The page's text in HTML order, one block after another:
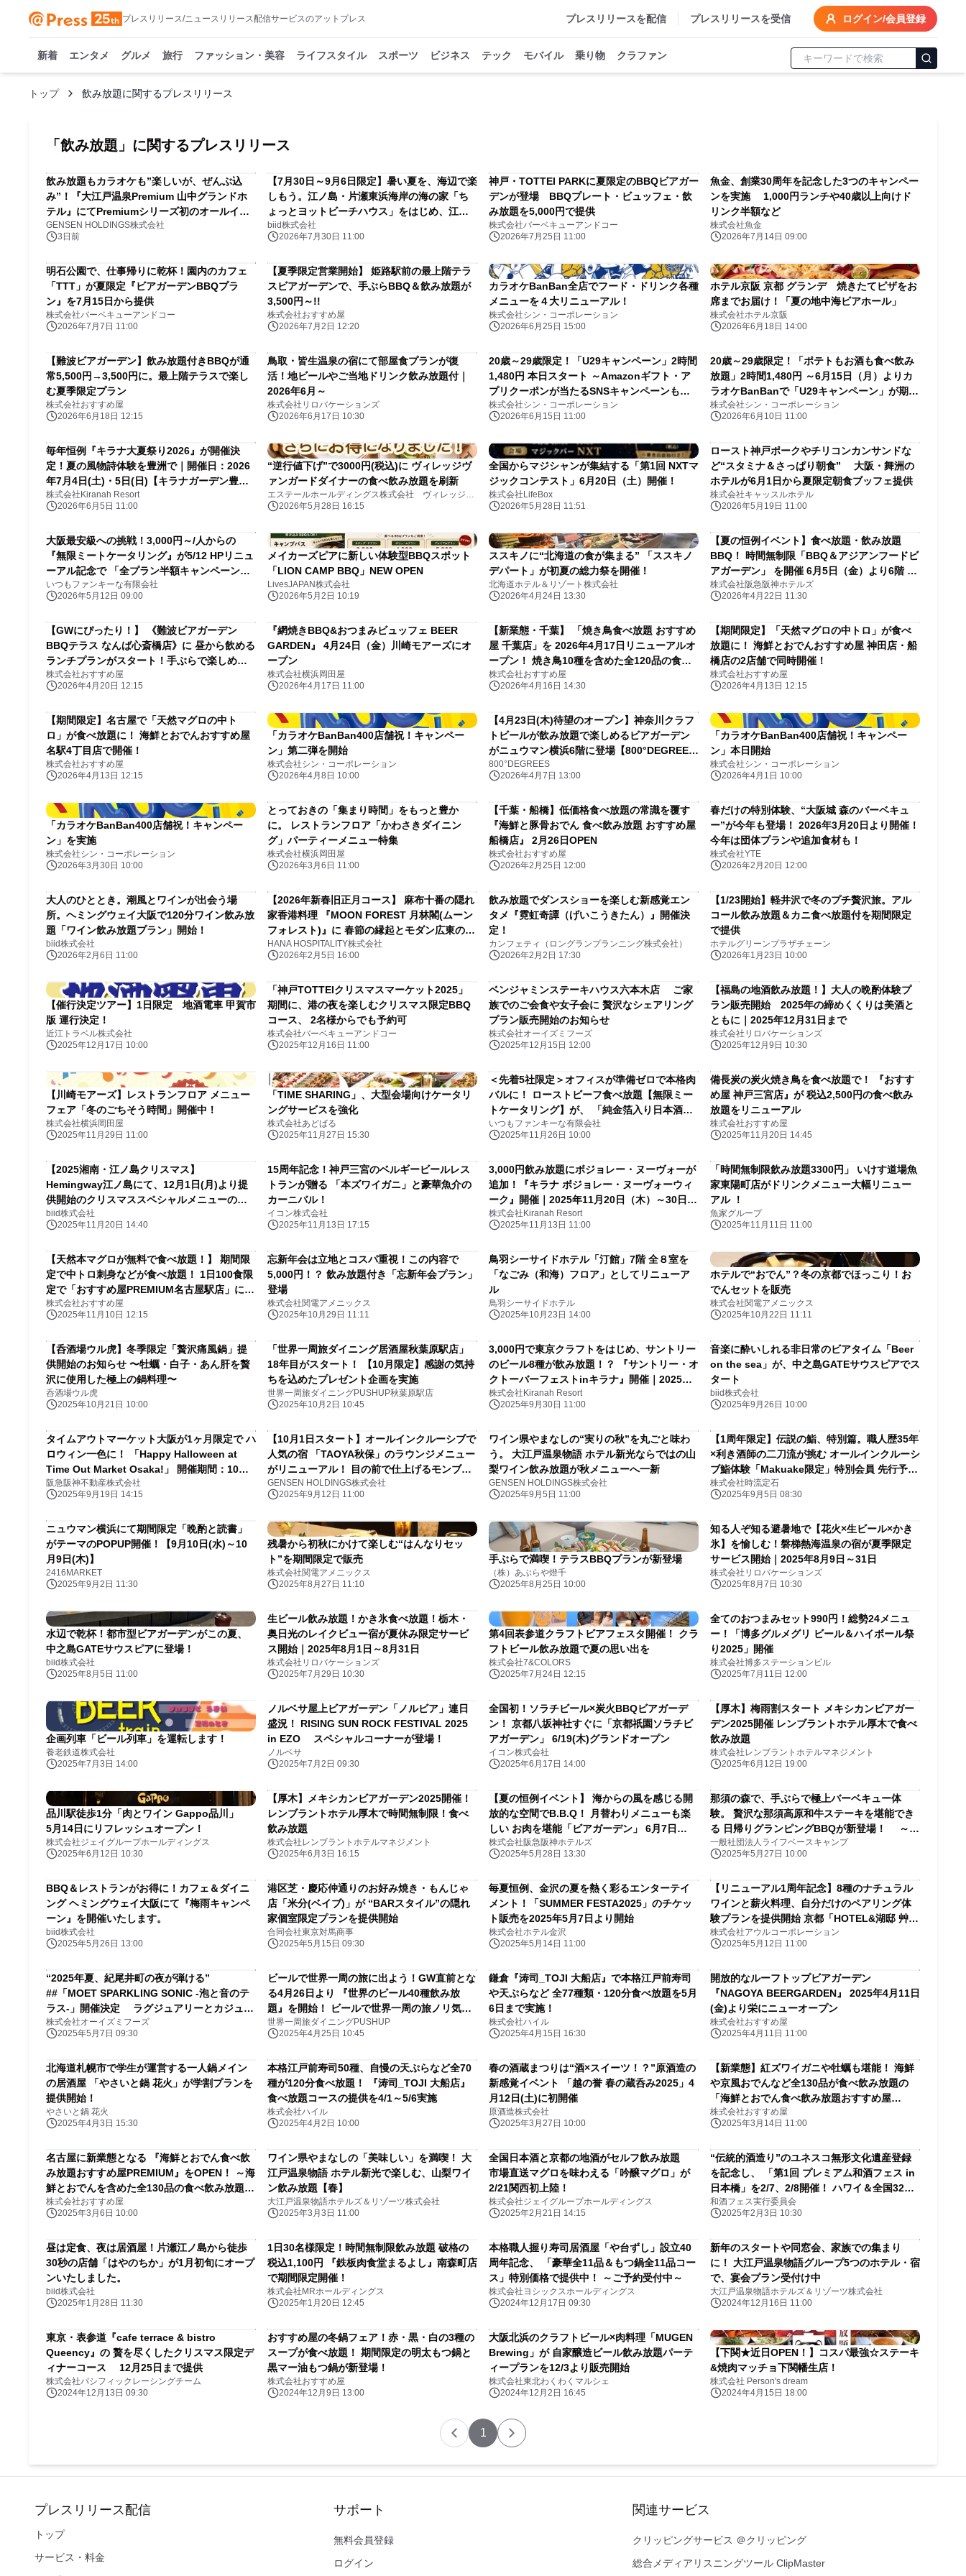
プレスリリース/ニュースリリース配信サービスのアットプレス プレスリリースを配信 プレスリリースを受信 ログイン/会員登録
新着 エンタメ グルメ 旅行 ファッション・美容 ライフスタイル スポーツ ビジネス テック モバイル 乗り物 クラファン
トップ 飲み放題に関するプレスリリース
「 飲み放題 」に関するプレスリリース
飲み放題もカラオケも”楽しいが、ぜんぶ込
み”！『大江戸温泉Premium 山中グランドホ
テル』にてPremiumシリーズ初のオールイン
クルーシブ導入
GENSEN HOLDINGS株式会社
3日前
【7月30日～9月6日限定】暑い夏を、海辺で楽
しもう。江ノ島・片瀬東浜海岸の海の家「ち
ょっとヨットビーチハウス」をはじめ、江の
島エリアで手ぶらBBQサマーキャンペーンを
開催
biid株式会社
2026年7月30日 11:00
神戸・TOTTEI PARKに夏限定のBBQビアガー
デンが登場 BBQプレート・ビュッフェ・飲
み放題を5,000円で提供
株式会社バーベキューアンドコー
2026年7月25日 11:00
魚金、創業30周年を記念した3つのキャンペー
ンを実施 1,000円ランチや40歳以上向けド
リンク半額など
株式会社魚金
2026年7月14日 09:00
明石公園で、仕事帰りに乾杯！園内のカフェ
「TTT」が夏限定『ビアガーデンBBQプラ
ン』を7月15日から提供
株式会社バーベキューアンドコー
2026年7月7日 11:00
【夏季限定営業開始】 姫路駅前の最上階テラ
スビアガーデンで、手ぶらBBQ＆飲み放題が
3,500円～!!
株式会社おすすめ屋
2026年7月2日 12:20
カラオケBanBan全店でフード・ドリンク各種
メニューを４大リニューアル！
株式会社シン・コーポレーション
2026年6月25日 15:00
ホテル京阪 京都 グランデ 焼きたてピザをお
席までお届け！「夏の地中海ビアホール」
株式会社ホテル京阪
2026年6月18日 14:00
【難波ビアガーデン】飲み放題付きBBQが通
常5,500円→3,500円に。最上階テラスで楽し
む夏季限定プラン
株式会社おすすめ屋
2026年6月18日 12:15
鳥取・皆生温泉の宿にて部屋食プランが復
活！地ビールやご当地ドリンク飲み放題付｜
2026年6月～
株式会社リロバケーションズ
2026年6月17日 10:30
20歳～29歳限定！「U29キャンペーン」2時間
1,480円 本日スタート ～Amazonギフト・ア
プリクーポンが当たるSNSキャンペーンも同
時開催～
株式会社シン・コーポレーション
2026年6月15日 11:00
20歳～29歳限定！「ポテトもお酒も食べ飲み
放題」2時間1,480円 ～6月15日（月）よりカ
ラオケBanBanで「U29キャンペーン」が期間
限定でスタート～
株式会社シン・コーポレーション
2026年6月10日 11:00
毎年恒例『キラナ大夏祭り2026』が開催決
定！夏の風物詩体験を豊洲で｜開催日：2026
年7月4日(土)・5日(日)【キラナガーデン豊
洲】
株式会社Kiranah Resort
2026年6月5日 11:00
“逆行値下げ”で3000円(税込)に ヴィレッジヴ
ァンガードダイナーの食べ飲み放題を刷新
エステールホールディングス株式会社 ヴィレッジヴァンガードダイナー
2026年5月28日 16:15
全国からマジシャンが集結する「第1回 NXTマ
ジックコンテスト」6月20日（土）開催！
株式会社LifeBox
2026年5月28日 11:51
ロースト神戸ポークやチリコンカンサンドな
ど“スタミナ＆さっぱり朝食” 大阪・舞洲の
ホテルが6月1日から夏限定朝食ブッフェ提供
株式会社キャッスルホテル
2026年5月19日 11:00
大阪最安級への挑戦！3,000円～/人からの
『無限ミートケータリング』が5/12 HPリニュ
ーアル記念で 「全プラン半額キャンペーン」
を開催
いつもファンキーな有限会社
2026年5月12日 09:00
メイカーズピアに新しい体験型BBQスポット
「LION CAMP BBQ」NEW OPEN
LivesJAPAN株式会社
2026年5月2日 10:19
ススキノに“北海道の食が集まる” 「ススキノ
デパート」が初夏の総力祭を開催！
北海道ホテル＆リゾート株式会社
2026年4月24日 13:30
【夏の恒例イベント】食べ放題・飲み放題
BBQ！ 時間無制限「BBQ＆アジアンフードビ
アガーデン」 を開催 6月5日（金）より6階 屋
外テラスにてオープン
株式会社阪急阪神ホテルズ
2026年4月22日 11:30
【GWにぴったり！】 《難波ビアガーデン
BBQテラス なんば心斎橋店》に 昼から飲める
ランチプランがスタート！手ぶらで楽しめ
る、 後片付け不要の「持ち込みBBQプラン」
も登場！
株式会社おすすめ屋
2026年4月20日 12:15
『網焼きBBQ&おつまみビュッフェ BEER
GARDEN』 4月24日（金）川崎モアーズにオ
ープン
株式会社横浜岡田屋
2026年4月17日 11:00
【新業態・千葉】 「焼き鳥食べ放題 おすすめ
屋 千葉店」を 2026年4月17日リニューアルオ
ープン！ 焼き鳥10種を含めた全120品の食べ
飲み放題！
株式会社おすすめ屋
2026年4月16日 14:30
【期間限定】「天然マグロの中トロ」が食べ
放題に！ 海鮮とおでんおすすめ屋 神田店・船
橋店の2店舗で同時開催！
株式会社おすすめ屋
2026年4月13日 12:15
【期間限定】名古屋で「天然マグロの中ト
ロ」が食べ放題に！ 海鮮とおでんおすすめ屋
名駅4丁目店で開催！
株式会社おすすめ屋
2026年4月13日 12:15
「カラオケBanBan400店舗祝！キャンペー
ン」第二弾を開始
株式会社シン・コーポレーション
2026年4月8日 10:00
【4月23日(木)待望のオープン】神奈川クラフ
トビールが飲み放題で楽しめるビアガーデン
がニュウマン横浜6階に登場【800°DEGREES
CRAFT BREW GARDEN】
800°DEGREES
2026年4月7日 13:00
「カラオケBanBan400店舗祝！キャンペー
ン」本日開始
株式会社シン・コーポレーション
2026年4月1日 10:00
「カラオケBanBan400店舗祝！キャンペー
ン」を実施
株式会社シン・コーポレーション
2026年3月30日 10:00
とっておきの「集まり時間」をもっと豊か
に。 レストランフロア「かわさきダイニン
グ」パーティーメニュー特集
株式会社横浜岡田屋
2026年3月6日 11:00
【千葉・船橋】低価格食べ放題の常識を覆す
『海鮮と豚骨おでん 食べ飲み放題 おすすめ屋
船橋店』 2月26日OPEN
株式会社おすすめ屋
2026年2月25日 12:00
春だけの特別体験、“大阪城 森のバーベキュ
ー”が今年も登場！ 2026年3月20日より開催！
今年は団体プランや追加食材も！
株式会社YTE
2026年2月20日 12:00
大人のひととき。潮風とワインが出会う場
所。ヘミングウェイ大阪で120分ワイン飲み放
題「ワイン飲み放題プラン」開始！
biid株式会社
2026年2月6日 11:00
【2026年新春旧正月コース】 麻布十番の隠れ
家香港料理 『MOON FOREST 月林閣(ムーン
フォレスト)』に 春節の縁起とモダン広東の粋
を堪能できる特別コースが登場
HANA HOSPITALITY株式会社
2026年2月5日 16:00
飲み放題でダンスショーを楽しむ新感覚エン
タメ『霓虹奇譚（げいこうきたん）』開催決
定！
カンフェティ（ロングランプランニング株式会社）
2026年2月2日 17:30
【1/23開始】軽井沢で冬のプチ贅沢旅。アル
コール飲み放題＆カニ食べ放題付を期間限定
で提供
ホテルグリーンプラザチェーン
2026年1月23日 10:00
【催行決定ツアー】1日限定 地酒電車 甲賀市
版 運行決定！
近江トラベル株式会社
2025年12月17日 10:00
「神戸TOTTEIクリスマスマーケット2025」
期間に、港の夜を楽しむクリスマス限定BBQ
コース、 2名様からでも予約可
株式会社バーベキューアンドコー
2025年12月16日 11:00
ベンジャミンステーキハウス六本木店 ご家
族でのご会食や女子会に 贅沢なシェアリング
プラン販売開始のお知らせ
株式会社オーイズミフーズ
2025年12月15日 12:00
【福島の地酒飲み放題！】大人の晩酌体験プ
ラン販売開始 2025年の締めくくりは美酒と
ともに｜2025年12月31日まで
株式会社リロバケーションズ
2025年12月9日 10:30
【川崎モアーズ】レストランフロア メニュー
フェア「冬のごちそう時間」開催中！
株式会社横浜岡田屋
2025年11月29日 11:00
「TIME SHARING」、大型会場向けケータリ
ングサービスを強化
株式会社あどばる
2025年11月27日 15:30
＜先着5社限定＞オフィスが準備ゼロで本格肉
バルに！ ローストビーフ食べ放題【無限ミー
トケータリング】が、 「純金箔入り日本酒ボ
トル」がついてくる 新年会プランの受付を開
始
いつもファンキーな有限会社
2025年11月26日 10:00
備長炭の炭火焼き鳥を食べ放題で！ 『おすす
め屋 神戸三宮店』が 税込2,500円の食べ飲み
放題をリニューアル
株式会社おすすめ屋
2025年11月20日 14:45
【2025湘南・江ノ島クリスマス】
Hemingway江ノ島にて、12月1日(月)より提
供開始のクリスマススペシャルメニューのご
予約を開始いたします。
biid株式会社
2025年11月20日 14:40
15周年記念！神戸三宮のベルギービールレス
トランが贈る 「本ズワイガニ」と豪華魚介の
カーニバル！
イコン株式会社
2025年11月13日 17:15
3,000円飲み放題にボジョレー・ヌーヴォーが
追加！『キラナ ボジョレー・ヌーヴォーウィ
ーク』開催｜2025年11月20日（木）～30日
（日）【キラナガーデン豊洲】
株式会社Kiranah Resort
2025年11月13日 11:00
「時間無制限飲み放題3300円」 いけす道場魚
家東陽町店がドリンクメニュー大幅リニュー
アル ！
魚家グループ
2025年11月11日 11:00
【天然本マグロが無料で食べ放題！】 期間限
定で中トロ刺身などが食べ放題！ 1日100食限
定で「おすすめ屋PREMIUM名古屋駅店」に登
場！
株式会社おすすめ屋
2025年11月10日 12:15
忘新年会は立地とコスパ重視！この内容で
5,000円！？ 飲み放題付き「忘新年会プラン」
登場
株式会社関電アメニックス
2025年10月29日 11:11
鳥羽シーサイドホテル「汀館」7階 全８室を
「なごみ（和海）フロア」としてリニューア
ル
鳥羽シーサイドホテル
2025年10月23日 14:00
ホテルで“おでん”？冬の京都でほっこり！お
でんセットを販売
株式会社関電アメニックス
2025年10月22日 11:11
【呑酒場ウル虎】冬季限定「贅沢痛風鍋」提
供開始のお知らせ 〜牡蠣・白子・あん肝を贅
沢に使用した極上の鍋料理〜
呑酒場ウル虎
2025年10月21日 10:00
「世界一周旅ダイニング居酒屋秋葉原駅店」
18年目がスタート！ 【10月限定】感謝の気持
ちを込めたプレゼント企画を実施
世界一周旅ダイニングPUSHUP秋葉原駅店
2025年10月2日 10:45
3,000円で東京クラフトをはじめ、サントリー
のビール8種が飲み放題！？ 『サントリー・オ
クトーバーフェストinキラナ』開催｜2025年
10月1日（水）～31日（金）【キラナガーデン
豊洲】
株式会社Kiranah Resort
2025年9月30日 11:00
音楽に酔いしれる非日常のビアタイム「Beer
on the sea」が、中之島GATEサウスピアでス
タート
biid株式会社
2025年9月26日 10:00
タイムアウトマーケット大阪が1ヶ月限定で ハ
ロウィン一色に！ 「Happy Halloween at
Time Out Market Osaka!」 開催期間：10月1
日（水）～11月2日（日）
阪急阪神不動産株式会社
2025年9月19日 14:15
【10月1日スタート】オールインクルーシブで
人気の宿 「TAOYA秋保」のラウンジメニュー
がリニューアル！ 目の前で仕上げるモンブラ
ンやフルーツなど17種のメニューを追加
GENSEN HOLDINGS株式会社
2025年9月12日 11:00
ワイン県やまなしの“実りの秋”を丸ごと味わ
う。 大江戸温泉物語 ホテル新光ならではの山
梨ワイン飲み放題が秋メニューへ一新
GENSEN HOLDINGS株式会社
2025年9月5日 11:00
【1周年限定】伝説の鮨、特別篇。職人歴35年
×利き酒師の二刀流が挑む オールインクルーシ
ブ鮨体験「Makuake限定」特別会員 先行予約
販売開始！
株式会社時流定石
2025年9月5日 08:30
ニュウマン横浜にて期間限定「晩酌と読書」
がテーマのPOPUP開催！【9月10日(水)～10
月9日(木)】
2416MARKET
2025年9月2日 11:30
残暑から初秋にかけて楽しむ“はんなりセッ
ト”を期間限定で販売
株式会社関電アメニックス
2025年8月27日 11:10
手ぶらで満喫！テラスBBQプランが新登場
（株）あぶらや燈千
2025年8月25日 10:00
知る人ぞ知る避暑地で【花火×生ビール×かき
氷】を愉しむ！磐梯熱海温泉の宿が夏季限定
サービス開始｜2025年8月9日～31日
株式会社リロバケーションズ
2025年8月7日 10:30
水辺で乾杯！都市型ビアガーデンがこの夏、
中之島GATEサウスピアに登場！
biid株式会社
2025年8月5日 11:00
生ビール飲み放題！かき氷食べ放題！栃木・
奥日光のレイクビュー宿が夏休み限定サービ
ス開始｜2025年8月1日～8月31日
株式会社リロバケーションズ
2025年7月29日 10:30
第4回表参道クラフトビアフェスタ開催！ クラ
フトビール飲み放題で夏の思い出を
株式会社7&COLORS
2025年7月24日 12:15
全てのおつまみセット990円！総勢24メニュ
ー！「博多グルメグリ ビール＆ハイボール祭
り2025」開催
株式会社博多ステーションビル
2025年7月11日 12:00
企画列車「ビール列車」を運転します！
養老鉄道株式会社
2025年7月3日 14:00
ノルベサ屋上ビアガーデン「ノルビア」連日
盛況！ RISING SUN ROCK FESTIVAL 2025
in EZO スペシャルコーナーが登場！
ノルベサ
2025年7月2日 09:30
全国初！ソラチビール×炭火BBQビアガーデ
ン！ 京都八坂神社すぐに「京都祇園ソラチビ
アガーデン」 6/19(木)グランドオープン
イコン株式会社
2025年6月17日 14:00
【厚木】梅雨割スタート メキシカンビアガー
デン2025開催 レンブラントホテル厚木で食べ
飲み放題
株式会社レンブラントホテルマネジメント
2025年6月12日 19:00
品川駅徒歩1分「肉とワイン Gappo品川」
5月14日にリフレッシュオープン！
株式会社ジェイグループホールディングス
2025年6月12日 10:30
【厚木】メキシカンビアガーデン2025開催！
レンブラントホテル厚木で時間無制限！食べ
飲み放題
株式会社レンブラントホテルマネジメント
2025年6月3日 16:15
【夏の恒例イベント】 海からの風を感じる開
放的な空間でB.B.Q！ 月替わりメニューも楽
しい お肉を堪能「ビアガーデン」 6月7日
（土）より6階 屋外テラスにてオープン
株式会社阪急阪神ホテルズ
2025年5月28日 13:30
那須の森で、手ぶらで極上バーベキュー体
験。 贅沢な那須高原和牛ステーキを堪能でき
る 日帰りグランピングBBQが新登場！ ～焚
き火×アウトドア×送迎付きの贅沢な日帰り旅
～
一般社団法人ライフベースキャンプ
2025年5月27日 10:00
BBQ＆レストランがお得に！カフェ＆ダイニ
ング ヘミングウェイ大阪にて『梅雨キャンペ
ーン』を開催いたします。
biid株式会社
2025年5月26日 13:00
港区芝・慶応仲通りのお好み焼き・もんじゃ
店「米分(ベイブ)」が “BARスタイル”の隠れ
家個室限定プランを提供開始
合同会社東京対馬商事
2025年5月15日 09:30
毎夏恒例、金沢の夏を熱く彩るエンターテイ
メント！「SUMMER FESTA2025」のチケッ
ト販売を2025年5月7日より開始
株式会社ホテル金沢
2025年5月14日 11:00
【リニューアル1周年記念】8種のナチュラル
ワインと薪火料理、自分だけのペアリング体
験プランを提供開始 京都「HOTEL&湖邸 艸花
-そうか-」
株式会社アウルコーポレーション
2025年5月12日 11:00
“2025年夏、紀尾井町の夜が弾ける”
##「MOET SPARKLING SONIC -泡と音のテ
ラス-」開催決定 ラグジュアリーとカジュア
ルが融合する、 夏のスペシャルテラスイベン
ト
株式会社オーイズミフーズ
2025年5月7日 09:30
ビールで世界一周の旅に出よう！GW直前とな
る4月26日より 『世界のビール40種飲み放
題』を開始！ ビールで世界一周の旅ノリ気分
を堪能
世界一周旅ダイニングPUSHUP
2025年4月25日 10:45
鎌倉『涛司_TOJI 大船店』で本格江戸前寿司
や天ぷらなど 全77種類・120分食べ放題を5月
6日まで実施！
株式会社ハイル
2025年4月15日 16:30
開放的なルーフトップビアガーデン
『NAGOYA BEERGARDEN』 2025年4月11日
(金)より栄にニューオープン
株式会社おすすめ屋
2025年4月11日 11:00
北海道札幌市で学生が運営する一人鍋メイン
の居酒屋 「やさいと鍋 花火」が学割プランを
提供開始！
やさいと鍋 花火
2025年4月3日 15:30
本格江戸前寿司50種、自慢の天ぷらなど全70
種が120分食べ放題！ 『涛司_TOJI 大船店』
食べ放題コースの提供を4/1～5/6実施
株式会社ハイル
2025年4月2日 10:00
春の酒蔵まつりは“酒×スイーツ！？”原酒造の
新感覚イベント 「越の誉 春の蔵呑み2025」4
月12日(土)に初開催
原酒造株式会社
2025年3月27日 10:00
【新業態】紅ズワイガニや牡蠣も堪能！ 海鮮
や京風おでんなど全130品が食べ飲み放題の
「海鮮とおでん食べ飲み放題おすすめ屋
PREMIUM」が 神田にオープン！
株式会社おすすめ屋
2025年3月14日 11:00
名古屋に新業態となる 『海鮮とおでん食べ飲
み放題おすすめ屋PREMIUM』をOPEN！ ～海
鮮とおでんを含めた全130品の食べ飲み放題を
ご用意～
株式会社おすすめ屋
2025年3月6日 10:00
ワイン県やまなしの「美味しい」を満喫！ 大
江戸温泉物語 ホテル新光で楽しむ、山梨ワイ
ン飲み放題【春】
大江戸温泉物語ホテルズ＆リゾーツ株式会社
2025年3月3日 11:00
全国日本酒と京都の地酒がセルフ飲み放題
市場直送マグロを味わえる「吟醸マグロ」が
2/21関西初上陸！
株式会社ジェイグループホールディングス
2025年2月21日 14:15
“伝統的酒造り”のユネスコ無形文化遺産登録
を記念し、 「第1回 プレミアム和酒フェス in
日本橋」を2/7、2/8開催！ ハワイ＆全国32
蔵、139種類の出品酒リスト公開
和酒フェス実行委員会
2025年2月3日 10:30
昼は定食、夜は居酒屋！片瀬江ノ島から徒歩
30秒の店舗「はやのちか」が1月初旬にオープ
ンいたしました。
biid株式会社
2025年1月28日 11:30
1日30名様限定！時間無制限飲み放題 破格の
税込1,100円 『鉄板肉食堂まるよし』南森町店
で期間限定開催！
株式会社MRホールディングス
2025年1月20日 12:45
本格職人握り寿司居酒屋「や台ずし」設立40
周年記念、 「豪華全11品＆もつ鍋全11品コー
ス」特別価格で提供中！ ～ご予約受付中～
株式会社ヨシックスホールディングス
2024年12月17日 09:30
新年のスタートや同窓会、家族での集まり
に！ 大江戸温泉物語グループ5つのホテル・宿
で、宴会プラン受付け中
大江戸温泉物語ホテルズ＆リゾーツ株式会社
2024年12月16日 11:00
東京・表参道『cafe terrace & bistro
Queency』の 贅を尽くしたクリスマス限定デ
ィナーコース 12月25日まで提供
株式会社パシフィックレーシングチーム
2024年12月13日 09:30
おすすめ屋の冬鍋フェア！赤・黒・白の3種の
スープが食べ放題！ 期間限定の明太もつ鍋と
黒マー油もつ鍋が新登場！
株式会社おすすめ屋
2024年12月9日 13:00
大阪北浜のクラフトビール×肉料理「MUGEN
Brewing」が 自家醸造ビール飲み放題パーテ
ィープランを12/3より販売開始
株式会社東北わくわくマルシェ
2024年12月2日 16:45
【下関★近日OPEN！】コスパ最強☆ステーキ
&焼肉マッチョ下関幡生店！
株式会社 Person's dream
2024年4月15日 18:00
1
プレスリリース配信
トップ
サービス・料金
サポート
無料会員登録
ログイン
関連サービス
クリッピングサービス ＠クリッピング
総合メディアリスニングツール ClipMaster